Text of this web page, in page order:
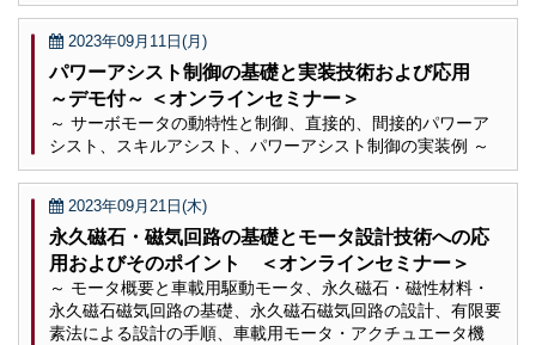
2023年09月11日(月)
パワーアシスト制御の基礎と実装技術および応用
～デモ付～ ＜オンラインセミナー＞
～ サーボモータの動特性と制御、直接的、間接的パワーア
シスト、スキルアシスト、パワーアシスト制御の実装例 ～
2023年09月21日(木)
永久磁石・磁気回路の基礎とモータ設計技術への応
用およびそのポイント ＜オンラインセミナー＞
～ モータ概要と車載用駆動モータ、永久磁石・磁性材料・
永久磁石磁気回路の基礎、永久磁石磁気回路の設計、有限要
素法による設計の手順、車載用モータ・アクチュエータ機